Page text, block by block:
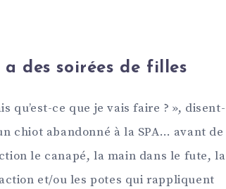
des soirées de filles
qu’est-ce que je vais faire ? », disent-
chiot abandonné à la SPA… avant de
le canapé, la main dans le fute, la
et/ou les potes qui rappliquent